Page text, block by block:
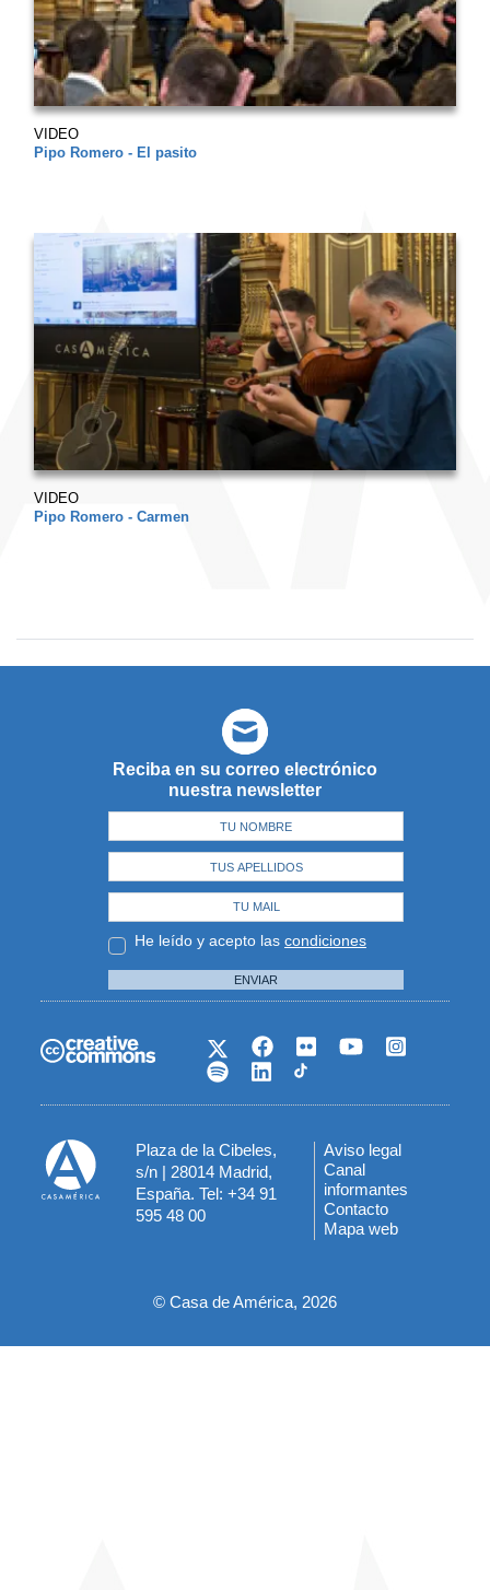
VIDEO
Pipo Romero - El pasito
VIDEO
Pipo Romero - Carmen
Reciba en su correo electrónico
nuestra newsletter
He leído y acepto las condiciones
ENVIAR
Plaza de la Cibeles,
s/n | 28014 Madrid,
España. Tel: +34 91
595 48 00
Menú
del
pie
Aviso legal
Canal
informantes
Contacto
Mapa web
© Casa de América, 2026